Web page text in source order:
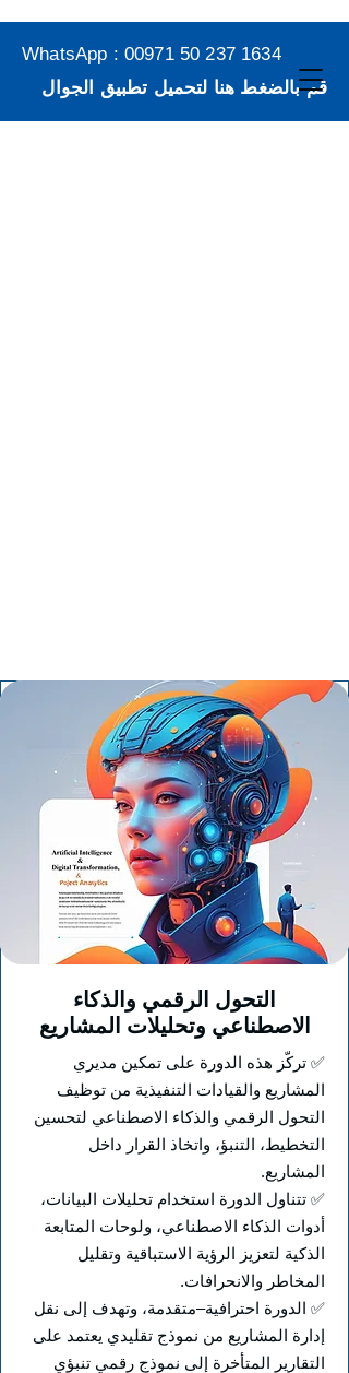
WhatsApp : 00971 50 237 1634
قم بالضغط هنا لتحميل تطبيق الجوال
التحول الرقمي والذكاء
الاصطناعي وتحليلات المشاريع
✅ تركّز هذه الدورة على تمكين مديري
المشاريع والقيادات التنفيذية من توظيف
التحول الرقمي والذكاء الاصطناعي لتحسين
التخطيط، التنبؤ، واتخاذ القرار داخل
المشاريع.
✅ تتناول الدورة استخدام تحليلات البيانات،
أدوات الذكاء الاصطناعي، ولوحات المتابعة
الذكية لتعزيز الرؤية الاستباقية وتقليل
المخاطر والانحرافات.
✅ الدورة احترافية–متقدمة، وتهدف إلى نقل
إدارة المشاريع من نموذج تقليدي يعتمد على
التقارير المتأخرة إلى نموذج رقمي تنبؤي